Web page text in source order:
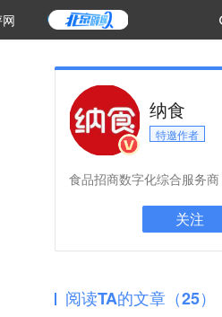
纳食
特邀作者
食品招商数字化综合服务商
关注
阅读TA的文章（25）